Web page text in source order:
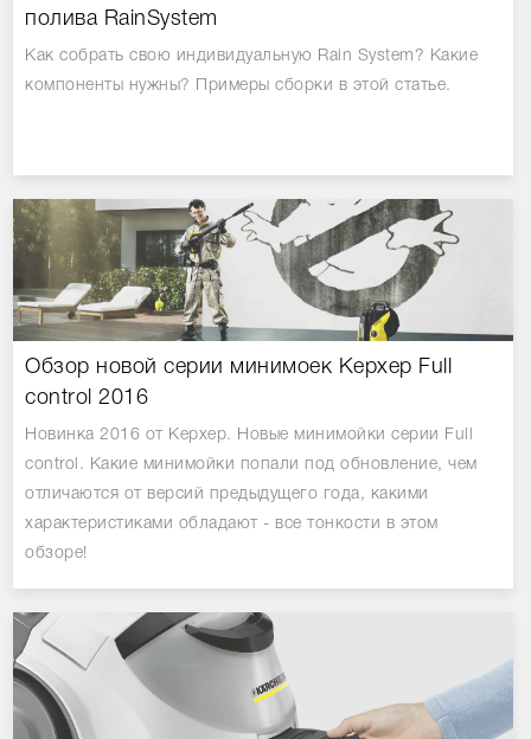
полива RainSystem
Как собрать свою индивидуальную Rain System? Какие
компоненты нужны? Примеры сборки в этой статье.
Обзор новой серии минимоек Керхер Full
control 2016
Новинка 2016 от Керхер. Новые минимойки серии Full
control. Какие минимойки попали под обновление, чем
отличаются от версий предыдущего года, какими
характеристиками обладают - все тонкости в этом
обзоре!